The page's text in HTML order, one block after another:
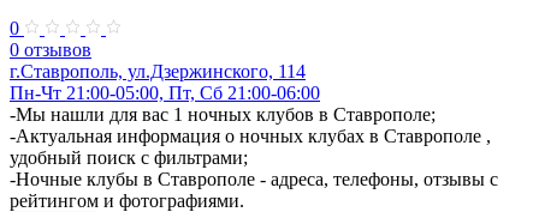
0
0 отзывов
г.Ставрополь, ул.Дзержинского, 114
Пн-Чт 21:00-05:00, Пт, Сб 21:00-06:00
-Мы нашли для вас 1 ночных клубов в Ставрополе;
-Актуальная информация о ночных клубах в Ставрополе ,
удобный поиск с фильтрами;
-Ночные клубы в Ставрополе - адреса, телефоны, отзывы с
рейтингом и фотографиями.